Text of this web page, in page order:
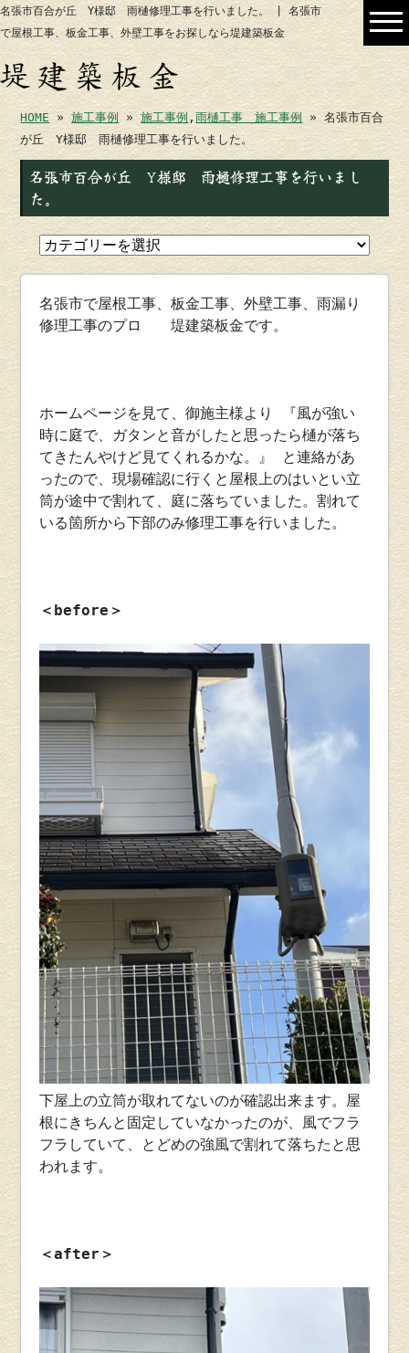
名張市百合が丘 Y様邸 雨樋修理工事を行いました。 | 名張市
で屋根工事、板金工事、外壁工事をお探しなら堤建築板金
HOME »施工事例 »施工事例 ,雨樋工事 施工事例
» 名張市百合
が丘 Y様邸 雨樋修理工事を行いました。
名張市百合が丘 Y様邸 雨樋修理工事を行いまし
た。
名張市で屋根工事、板金工事、外壁工事、雨漏り
修理工事のプロ 堤建築板金です。
ホームページを見て、御施主様より 『風が強い
時に庭で、ガタンと音がしたと思ったら樋が落ち
てきたんやけど見てくれるかな。』 と連絡があ
ったので、現場確認に行くと屋根上のはいとい立
筒が途中で割れて、庭に落ちていました。割れて
いる箇所から下部のみ修理工事を行いました。
＜before＞
下屋上の立筒が取れてないのが確認出来ます。屋
根にきちんと固定していなかったのが、風でフラ
フラしていて、とどめの強風で割れて落ちたと思
われます。
＜after＞